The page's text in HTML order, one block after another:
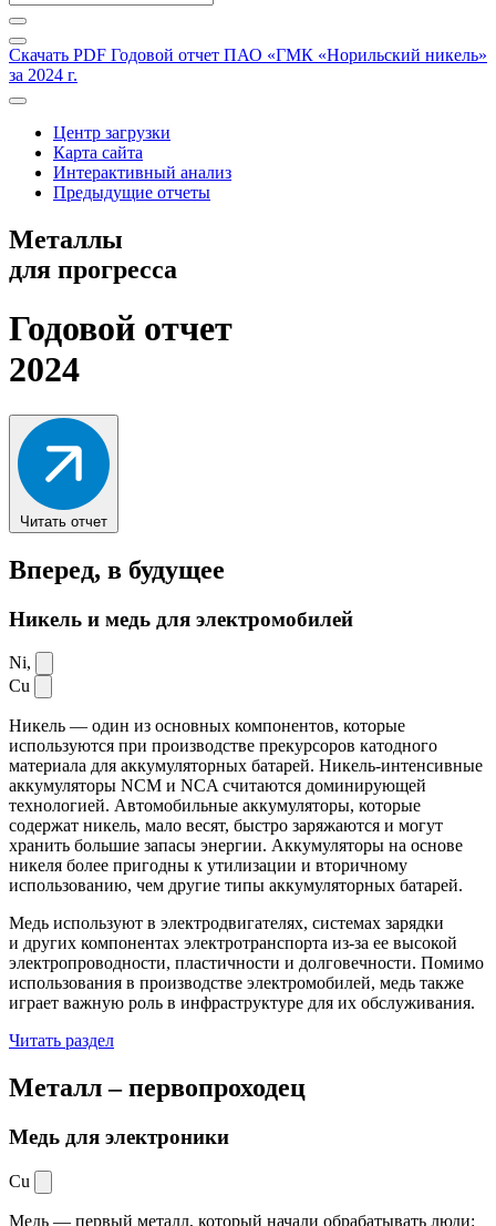
Скачать PDF Годовой отчет ПАО «ГМК «Норильский никель»
за 2024 г.
Центр загрузки
Карта сайта
Интерактивный анализ
Предыдущие отчеты
Металлы
для прогресса
Годовой отчет
2024
Читать отчет
Вперед, в будущее
Никель и медь для электромобилей
Ni,
Cu
Никель — один из основных компонентов, которые
используются при производстве прекурсоров катодного
материала для аккумуляторных батарей. Никель-интенсивные
аккумуляторы NCM и NCA считаются доминирующей
технологией. Автомобильные аккумуляторы, которые
содержат никель, мало весят, быстро заряжаются и могут
хранить большие запасы энергии. Аккумуляторы на основе
никеля более пригодны к утилизации и вторичному
использованию, чем другие типы аккумуляторных батарей.
Медь используют в электродвигателях, системах зарядки
и других компонентах электротранспорта из-за ее высокой
электропроводности, пластичности и долговечности. Помимо
использования в производстве электромобилей, медь также
играет важную роль в инфраструктуре для их обслуживания.
Читать раздел
Металл –первопроходец
Медь для электроники
Cu
Медь — первый металл, который начали обрабатывать люди: